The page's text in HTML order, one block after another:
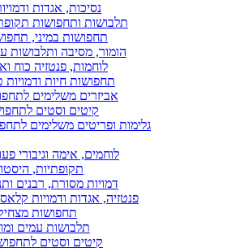
נסיכות, אגדות
תלבושות ותחפושות
תחפושות במיני,
הומור, מסיבה ותלבושות
לוחמות, פנטזיה כוח
תחפושות חיות
אביזרים משלימים
קיטים וסטים
גלימות ופריטים משלימים
לוחמים, אימה וגיבורי
תקופתיות,
דמויות מסורת, רבנים
פנטזיה, אגדות ודמויות
תחפושות
תלבושות עמים
קיטים וסטים